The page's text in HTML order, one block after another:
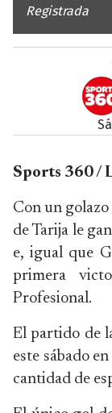
Registrada
Sports 360 /
Con un
de Tarija le
e, igual que
primera
Profesional.
El partido de
este sábado
cantidad de